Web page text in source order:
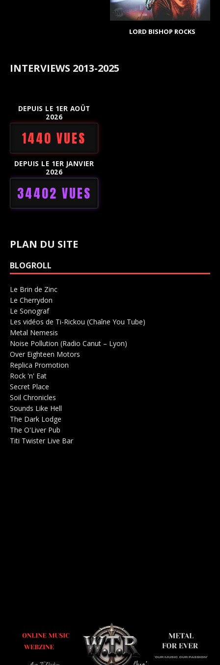
LORD BISHOP ROCKS
INTERVIEWS 2013-2025
DEPUIS LE 1ER AOÛT
2026
1440 VUES
DEPUIS LE 1ER JANVIER
2026
34402 VUES
PLAN DU SITE
BLOGROLL
Le Brin de Zinc
Le Cherrydon
Le SonografSalle de concerts 0
Les vidéos de Ti-Rickou (Chaîne You Tube)
Metal Nemesis
Noise Pollution (Radio Canut – Lyon)
Over Eighteen Motors
Replica Promotion
Rock 'n' Eat
Secret Place
Soil Chronicles
Sounds Like Hell
The Dark Lodge
The O'Liver Pub
Titi Twister Live Bar